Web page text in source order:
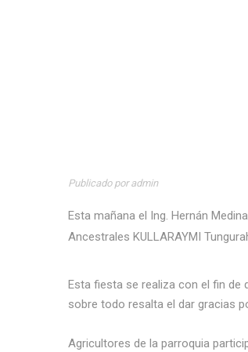
Publicado por admin
Esta mañana el Ing. Hernán
Ancestrales KULLARAYMI
Esta fiesta se realiza con el fin de
sobre todo resalta el dar gracias
Agricultores de la parroquia